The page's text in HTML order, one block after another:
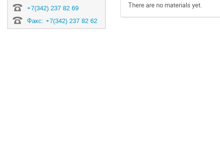
+7(342) 237 82 69
Факс: +7(342) 237 82 62
There are no materials yet.